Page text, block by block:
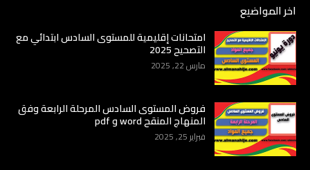
اخر المواضيع
امتحانات إقليمية للمستوى السادس ابتدائي مع
التصحيح 2025
مارس 22, 2025
فروض المستوى السادس المرحلة الرابعة وفق
المنهاج المنقح word و pdf
فبراير 25, 2025